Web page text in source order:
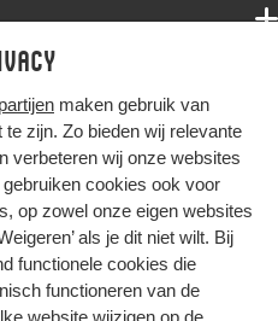
maken gebruik van
zijn. Zo bieden wij relevante
verbeteren wij onze websites
cookies ook voor
op zowel onze eigen websites
als je dit niet wilt. Bij
functionele cookies die
functioneren van de
website wijzigen op de
samen